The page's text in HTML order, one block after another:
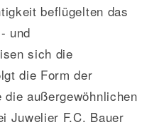
beflügelten das
und
sich die
die Form der
außergewöhnlichen
Juwelier F.C. Bauer